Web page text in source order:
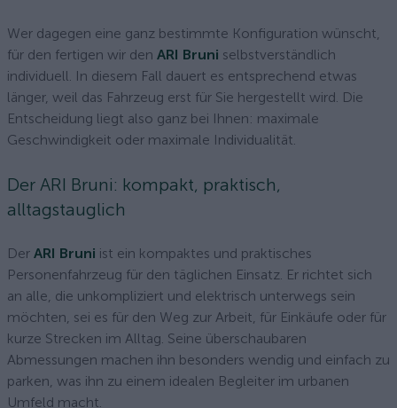
Wer dagegen eine ganz bestimmte Konfiguration wünscht,
für den fertigen wir den ARI Bruni selbstverständlich
individuell. In diesem Fall dauert es entsprechend etwas
länger, weil das Fahrzeug erst für Sie hergestellt wird. Die
Entscheidung liegt also ganz bei Ihnen: maximale
Geschwindigkeit oder maximale Individualität.
Der ARI Bruni: kompakt, praktisch,
alltagstauglich
Der ARI Bruni ist ein kompaktes und praktisches
Personenfahrzeug für den täglichen Einsatz. Er richtet sich
an alle, die unkompliziert und elektrisch unterwegs sein
möchten, sei es für den Weg zur Arbeit, für Einkäufe oder für
kurze Strecken im Alltag. Seine überschaubaren
Abmessungen machen ihn besonders wendig und einfach zu
parken, was ihn zu einem idealen Begleiter im urbanen
Umfeld macht.